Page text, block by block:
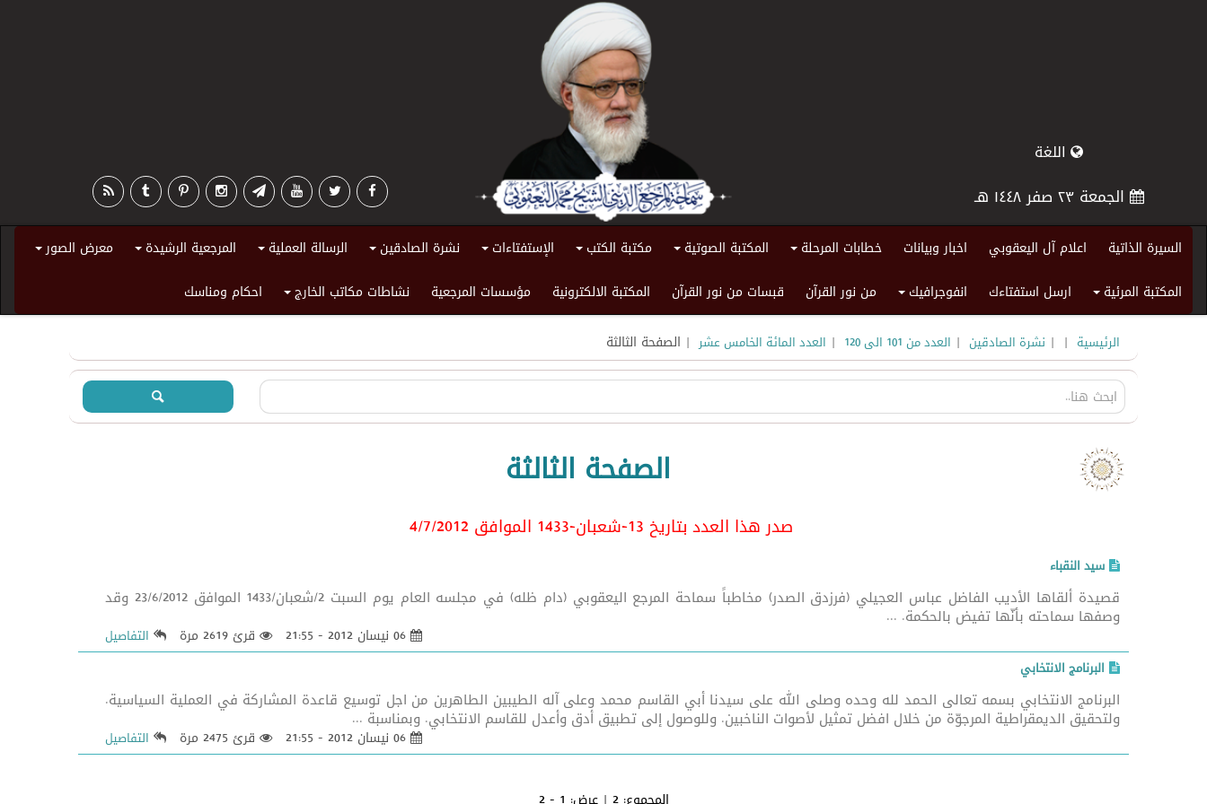
اللغة
الجمعة ٢٣ صفر ١٤٤٨ هـ
السيرة الذاتية اعلام آل اليعقوبي اخبار وبيانات خطابات المرحلة المكتبة الصوتية مكتبة الكتب الإستفتاءات نشرة الصادقين الرسالة العملية المرجعية الرشيدة معرض الصور
المكتبة المرئية ارسل استفتاءك انفوجرافيك من نور القرآن قبسات من نور القرآن المكتبة الالكترونية مؤسسات المرجعية نشاطات مكاتب الخارج احكام ومناسك
الرئيسية |
| نشرة الصادقين | العدد من 101 الى 120 | العدد المائة الخامس عشر | الصفحة الثالثة
الصفحة الثالثة
صدر هذا العدد بتاريخ 13-شعبان-1433 الموافق 4/7/2012
سيد النقباء
قصيدة ألقاها الأديب الفاضل عباس العجيلي (فرزدق الصدر) مخاطباً سماحة المرجع اليعقوبي (دام ظله) في مجلسه العام يوم السبت 2/شعبان/1433 الموافق 23/6/2012 وقد
وصفها سماحته بأنّها تفيض بالحكمة. ...
قرئ 2619 مرة
التفاصيل
البرنامج الانتخابي
البرنامج الانتخابي بسمه تعالى الحمد لله وحده وصلى الله على سيدنا أبي القاسم محمد وعلى آله الطيبين الطاهرين من اجل توسيع قاعدة المشاركة في العملية السياسية.
ولتحقيق الديمقراطية المرجوّة من خلال افضل تمثيل لأصوات الناخبين. وللوصول إلى تطبيق أدق وأعدل للقاسم الانتخابي. وبمناسبة ...
قرئ 2475 مرة التفاصيل